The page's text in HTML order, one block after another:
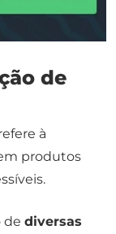
de
à
produtos
de diversas